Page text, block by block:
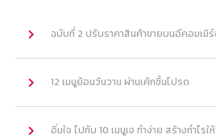
ฉบับที่ 2 ปรับราคาสินค้าขายบนอีคอมเมิร์
12 เมนูย้อนวันวาน ผ่านเค้กชิ้นโปรด
อิ่มใจ ไปกับ 10 เมนูเจ ทำง่าย สร้างกำไรใ